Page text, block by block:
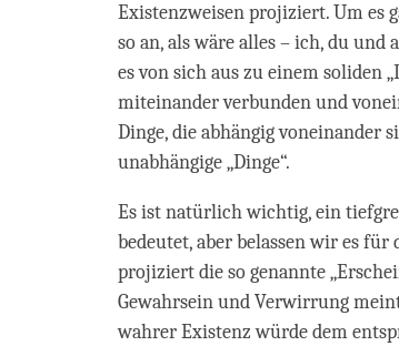
Existenzweisen projiziert. Um es
so an, als wäre alles – ich, du und
es von sich aus zu einem soliden
miteinander verbunden und
Dinge, die abhängig voneinander
unabhängige „Dinge“.
Es ist natürlich wichtig, ein
bedeutet, aber belassen wir es
projiziert die so genannte
Gewahrsein und Verwirrung
wahrer Existenz würde dem